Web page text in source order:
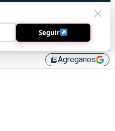
library_addAgreganos
Seguir